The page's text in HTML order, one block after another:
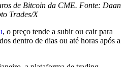
de Bitcoin da CME. Fonte: Daan
Trades/X
, o preço tende a subir ou cair para
dentro de dias ou até horas após a